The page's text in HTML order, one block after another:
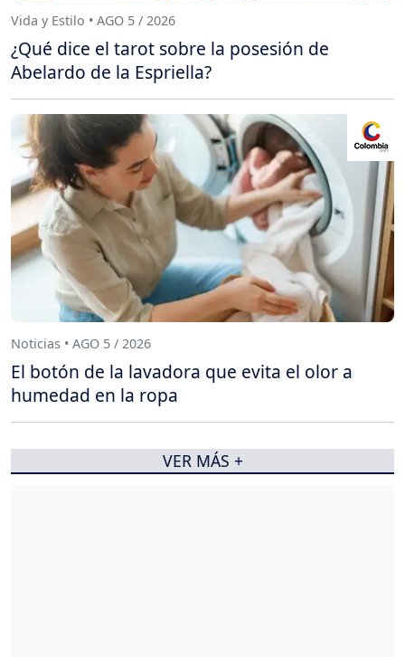
Vida y Estilo • AGO 5 / 2026
¿Qué dice el tarot sobre la posesión de
Abelardo de la Espriella?
Noticias • AGO 5 / 2026
El botón de la lavadora que evita el olor a
humedad en la ropa
VER MÁS +